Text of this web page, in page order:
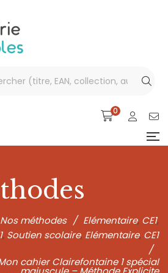
0
Nos méthodes / Elémentaire, CE1,
, Soutien scolaire, Elémentaire, CE1
/
cahier Clairefontaine 1 spécial